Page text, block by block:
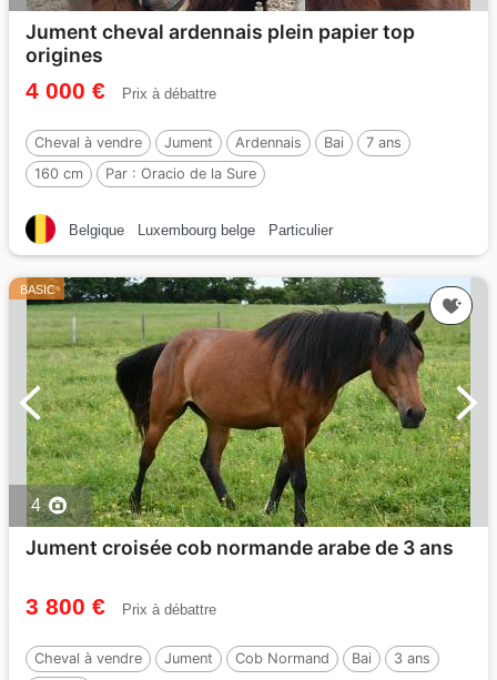
Jument cheval ardennais plein papier top
origines
4 000 € Prix à débattre
Cheval à vendre Jument Ardennais Bai
7 ans
160 cm
Par : Oracio de la Sure
Belgique Luxembourg belge Particulier
BASIC
4
Jument croisée cob normande arabe de 3 ans
3 800 € Prix à débattre
Cheval à vendre Jument Cob Normand Bai 3 ans